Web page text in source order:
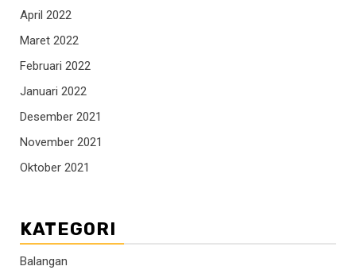
April 2022
Maret 2022
Februari 2022
Januari 2022
Desember 2021
November 2021
Oktober 2021
KATEGORI
Balangan